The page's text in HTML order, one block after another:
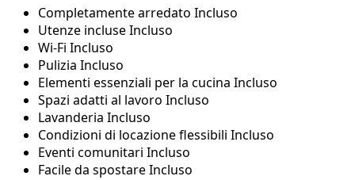
Completamente arredato Incluso
Utenze incluseIncluso
Wi‑Fi Incluso
Pulizia Incluso
Elementi essenziali per la cucina Incluso
Spazi adatti al lavoro Incluso
Lavanderia Incluso
Condizioni di locazione flessibili Incluso
Eventi comunitari Incluso
Facile da spostareIncluso